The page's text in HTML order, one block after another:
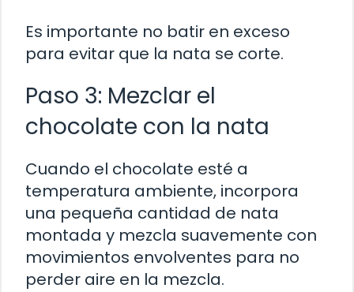
Es importante no batir en exceso
para evitar que la nata se corte.
Paso 3: Mezclar el
chocolate con la nata
Cuando el chocolate esté a
temperatura ambiente, incorpora
una pequeña cantidad de nata
montada y mezcla suavemente con
movimientos envolventes para no
perder aire en la mezcla.